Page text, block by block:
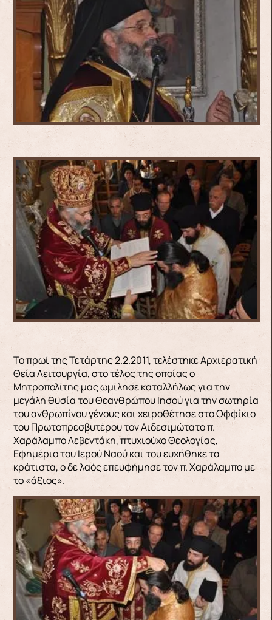
Το πρωί της Τετάρτης 2.2.2011, τελέστηκε Αρχιερατική
Θεία Λειτουργία, στο τέλος της οποίας ο
Μητροπολίτης μας ωμίλησε καταλλήλως για την
μεγάλη θυσία του Θεανθρώπου Ιησού για την σωτηρία
του ανθρωπίνου γένους και χειροθέτησε στο Οφφίκιο
του Πρωτοπρεσβυτέρου τον Αιδεσιμώτατο π.
Χαράλαμπο Λεβεντάκη, πτυχιούχο Θεολογίας,
Εφημέριο του Ιερού Ναού και του ευχήθηκε τα
κράτιστα, ο δε λαός επευφήμησε τον π. Χαράλαμπο με
το «άξιος».